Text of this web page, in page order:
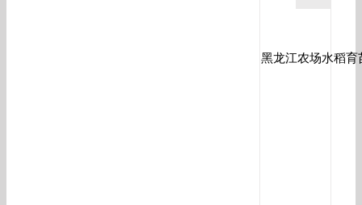
黑龙江农场水稻
生